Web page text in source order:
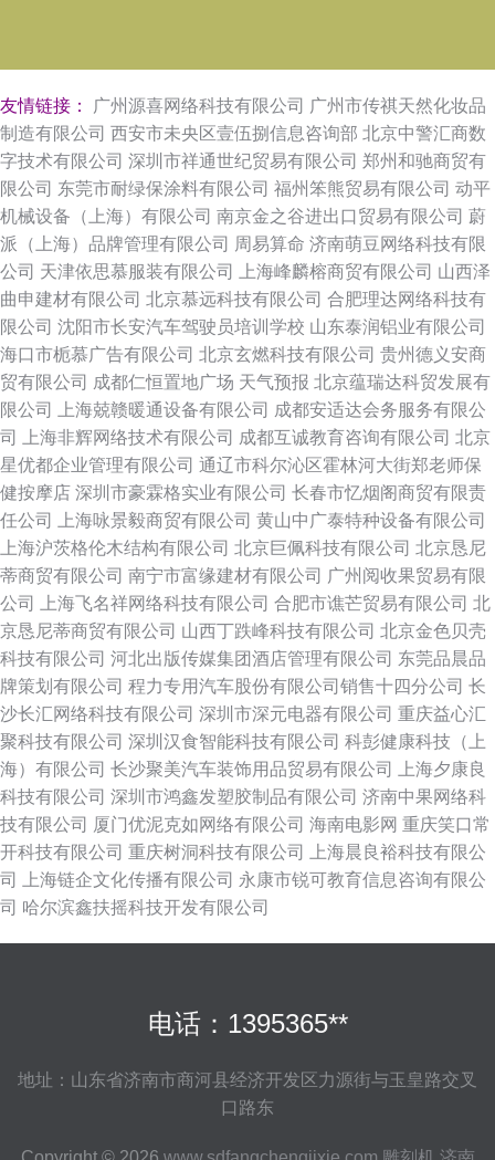
友情链接： 广州源喜网络科技有限公司 广州市传祺天然化妆品
制造有限公司 西安市未央区壹伍捌信息咨询部 北京中警汇商数
字技术有限公司 深圳市祥通世纪贸易有限公司 郑州和驰商贸有
限公司 东莞市耐绿保涂料有限公司 福州笨熊贸易有限公司 动平
机械设备（上海）有限公司 南京金之谷进出口贸易有限公司 蔚
派（上海）品牌管理有限公司 周易算命 济南萌豆网络科技有限
公司 天津依思慕服装有限公司 上海峰麟榕商贸有限公司 山西泽
曲申建材有限公司 北京慕远科技有限公司 合肥理达网络科技有
限公司 沈阳市长安汽车驾驶员培训学校 山东泰润铝业有限公司
海口市栀慕广告有限公司 北京玄燃科技有限公司 贵州德义安商
贸有限公司 成都仁恒置地广场 天气预报 北京蕴瑞达科贸发展有
限公司
上海兢赣暖通设备有限公司 成都安适达会务服务有限公
司
上海非辉网络技术有限公司 成都互诚教育咨询有限公司 北京
星优都企业管理有限公司 通辽市科尔沁区霍林河大街郑老师保
健按摩店 深圳市豪霖格实业有限公司 长春市忆烟阁商贸有限责
任公司
上海咏景毅商贸有限公司 黄山中广泰特种设备有限公司
上海沪茨格伦木结构有限公司 北京巨佩科技有限公司 北京恳尼
蒂商贸有限公司 南宁市富缘建材有限公司 广州阅收果贸易有限
公司
上海飞名祥网络科技有限公司 合肥市谯芒贸易有限公司 北
京恳尼蒂商贸有限公司 山西丁跌峰科技有限公司 北京金色贝壳
科技有限公司 河北出版传媒集团酒店管理有限公司 东莞品晨品
牌策划有限公司 程力专用汽车股份有限公司销售十四分公司 长
沙长汇网络科技有限公司 深圳市深元电器有限公司 重庆益心汇
聚科技有限公司 深圳汉食智能科技有限公司 科彭健康科技（上
海）有限公司 长沙聚美汽车装饰用品贸易有限公司
上海夕康良
科技有限公司 深圳市鸿鑫发塑胶制品有限公司 济南中果网络科
技有限公司 厦门优泥克如网络有限公司 海南电影网 重庆笑口常
开科技有限公司 重庆树洞科技有限公司
上海晨良裕科技有限公
司
上海链企文化传播有限公司 永康市锐可教育信息咨询有限公
司 哈尔滨鑫扶摇科技开发有限公司
电话：1395365**
地址：山东省济南市商河县经济开发区力源街与玉皇路交叉
口路东